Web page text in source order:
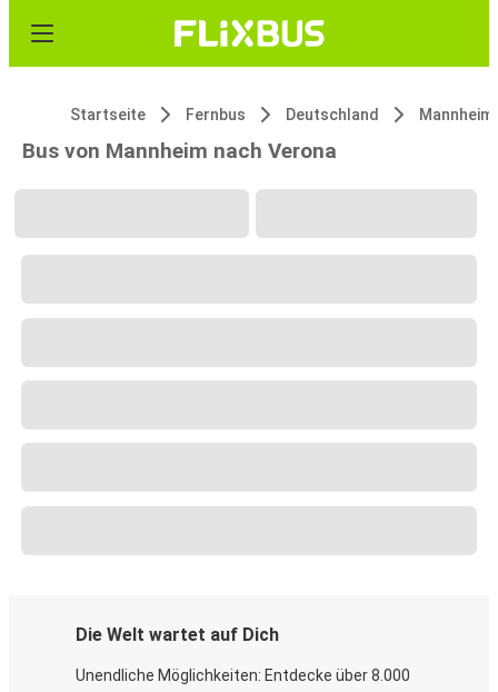
Startseite Fernbus Deutschland Mannheim
Bus von Mannheim nach Verona
Die Welt wartet auf Dich
Unendliche Möglichkeiten: Entdecke über 8.000